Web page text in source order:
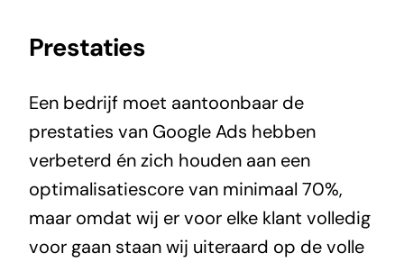
Prestaties
Een bedrijf moet aantoonbaar de
prestaties van Google Ads hebben
verbeterd én zich houden aan een
optimalisatiescore van minimaal 70%,
maar omdat wij er voor elke klant volledig
voor gaan staan wij uiteraard op de volle